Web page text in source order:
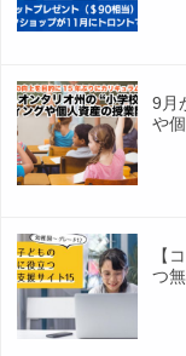
9月
や
【
つ